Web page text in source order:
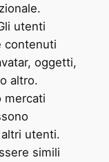
utenti
contenuti
oggetti,
altro.
mercati
utenti.
simili